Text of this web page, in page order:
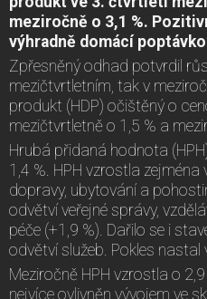
meziročně o 3,1 %.
výhradně domácí
Zpřesněný odhad potvrdil
mezičtvrtletním, tak v
produkt (HDP) očištěný o
mezičtvrtletně o 1,5 % a
Hrubá přidaná hodnota
1,4 %. HPH vzrostla
dopravy, ubytování a
odvětví veřejné správy,
péče (+1,9 %). Dařilo se i
odvětví služeb. Pokles nastal
Meziročně HPH vzrostla o
nejvíce ovlivněn vývojem ve